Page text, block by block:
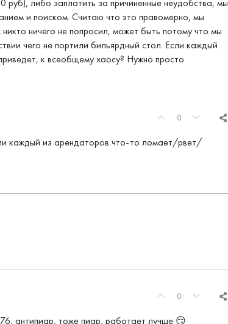
либо заплатить за причиненные неудобства, мы
и поиском. Считаю что это правомерно, мы
ничего не попросил, может быть потому что мы
чего не портили бильярдный стол. Если каждый
к всеобщему хаосу? Нужно просто
0
каждый из арендаторов что-то ломает/рвет/
0
антипиар, тоже пиар, работает лучше 😏